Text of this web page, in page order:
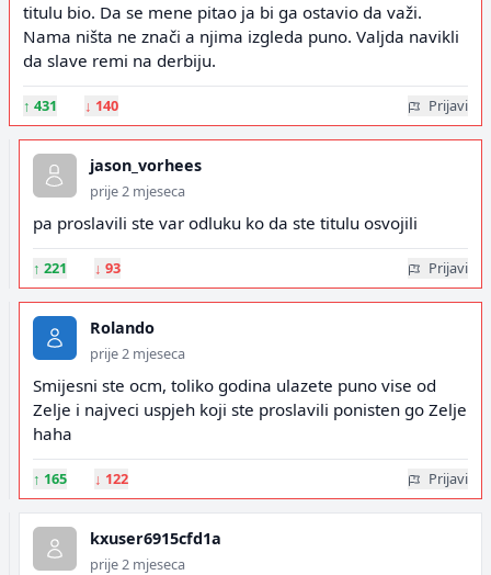
titulu bio. Da se mene pitao ja bi ga ostavio da važi.
Nama ništa ne znači a njima izgleda puno. Valjda navikli
da slave remi na derbiju.
↑ 431 ↓ 140 Prijavi
jason_vorhees
prije 2 mjeseca
pa proslavili ste var odluku ko da ste titulu osvojili
↑ 221 ↓ 93 Prijavi
Rolando
prije 2 mjeseca
Smijesni ste ocm, toliko godina ulazete puno vise od
Zelje i najveci uspjeh koji ste proslavili ponisten go Zelje
haha
↑ 165 ↓ 122 Prijavi
kxuser6915cfd1a
prije 2 mjeseca